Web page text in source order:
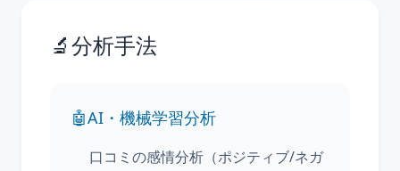
🔬分析手法
🤖AI・機械学習分析
口コミの感情分析（ポジティブ/ネガ